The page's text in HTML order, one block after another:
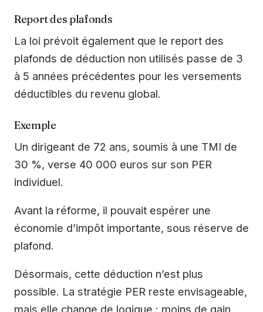
Report des plafonds
La loi prévoit également que le report des
plafonds de déduction non utilisés passe de 3
à 5 années précédentes pour les versements
déductibles du revenu global.
Exemple
Un dirigeant de 72 ans, soumis à une TMI de
30 %, verse 40 000 euros sur son PER
individuel.
Avant la réforme, il pouvait espérer une
économie d’impôt importante, sous réserve de
plafond.
Désormais, cette déduction n’est plus
possible. La stratégie PER reste envisageable,
mais elle change de logique : moins de gain